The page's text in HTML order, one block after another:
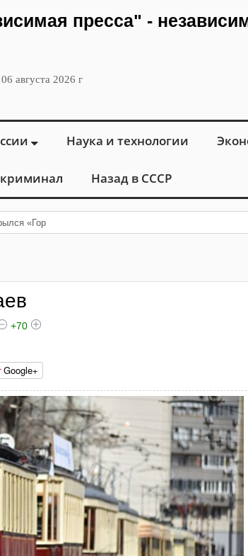
пресса" -
августа 2026 г
Наука и технологии
Назад в СССР
«Городской центр флебологии» для л
+70
Google+